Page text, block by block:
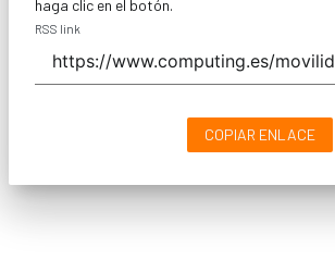
haga clic en el botón.
RSS link
COPIAR ENLACE